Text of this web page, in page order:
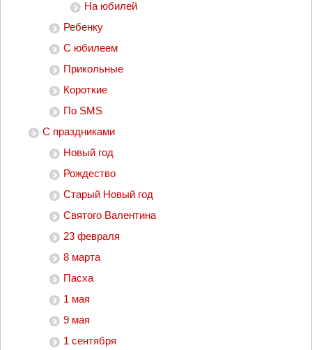
На юбилей
Ребенку
С юбилеем
Прикольные
Короткие
По SMS
С праздниками
Новый год
Рождество
Старый Новый год
Святого Валентина
23 февраля
8 марта
Пасха
1 мая
9 мая
1 сентября